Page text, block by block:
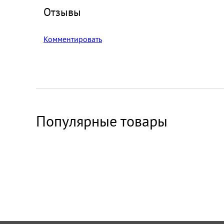
Отзывы
Комментировать
Популярные товары